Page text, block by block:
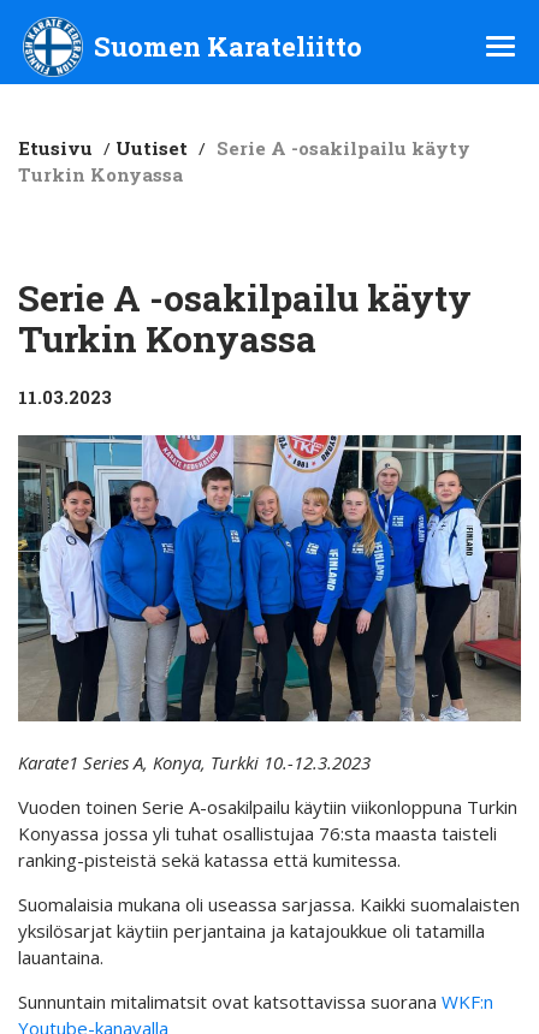
Suomen Karateliitto ry
Suomen Karateliitto
Etusivu / Uutiset / Serie A -osakilpailu käyty
Turkin Konyassa
Serie A -osakilpailu käyty
Turkin Konyassa
11.03.2023
Karate1 Series A, Konya, Turkki 10.-12.3.2023
Vuoden toinen Serie A-osakilpailu käytiin viikonloppuna Turkin
Konyassa jossa yli tuhat osallistujaa 76:sta maasta taisteli
ranking-pisteistä sekä katassa että kumitessa.
Suomalaisia mukana oli useassa sarjassa. Kaikki suomalaisten
yksilösarjat käytiin perjantaina ja katajoukkue oli tatamilla
lauantaina.
Sunnuntain mitalimatsit ovat katsottavissa suorana WKF:n
Youtube-kanavalla